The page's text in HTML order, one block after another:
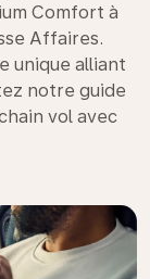
Comfort à
Affaires.
unique alliant
notre guide
vol avec